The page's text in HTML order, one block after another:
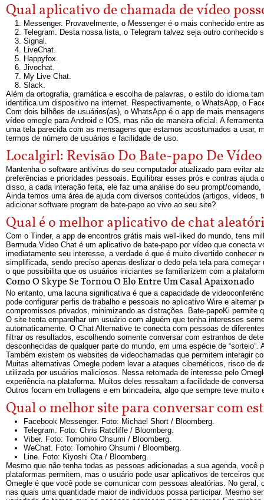
Qual aplicativo de chamada de vídeo
Messenger. Provavelmente, o Messenger é o mais conhecido entre
Telegram. Desta nossa lista, o Telegram talvez seja outro conhecido
Signal.
LiveChat.
Happyfox.
Jivochat.
My Live Chat.
Slack.
Além da ortografia, gramática e escolha de palavras, o estilo do idioma
identifica um dispositivo na internet. Respectivamente, o WhatsApp, o
Com dois bilhões de usuários(as), o WhatsApp é o app de mais
vídeo omegle para Android e IOS, mas não de maneira oficial. A
uma tela parecida com as mensagens que estamos acostumados a
termos de número de usuários e facilidade de uso.
Localgirl: Revisão Do Bate-papo De
Mantenha o software antivírus do seu computador atualizado para evitar
preferências e prioridades pessoais. Equilibrar esses prós e contras
disso, a cada interação feita, ele faz uma análise do seu prompt/
Ainda temos uma área de ajuda com diversos conteúdos (artigos, vídeos,
adicionar software program de bate-papo ao vivo ao seu site?
Qual é o melhor aplicativo de chat
Com o Tinder, a app de encontros grátis mais well-liked do mundo, tens
Bermuda Video Chat é um aplicativo de bate-papo por vídeo que conecta
imediatamente seu interesse, a verdade é que é muito divertido
simplificada, sendo preciso apenas deslizar o dedo pela tela para
o que possibilita que os usuários iniciantes se familiarizem com a
Como O Skype Se Tornou O Elo Entre Um Casal Apaixonado
No entanto, uma lacuna significativa é que a capacidade de
pode configurar perfis de trabalho e pessoais no aplicativo Wire e
compromissos privados, minimizando as distrações. Bate-papoKi
O site tenta emparelhar um usuário com alguém que tenha interesses
automaticamente. O Chat Alternative te conecta com pessoas de
filtrar os resultados, escolhendo somente conversar com estranhos de
desconhecidas de qualquer parte do mundo, em uma espécie de
Também existem os websites de videochamadas que permitem interagir
Muitas alternativas Omegle podem levar a ataques cibernéticos, risco de
utilizada por usuários maliciosos. Nessa retomada de interesse pelo
experiência na plataforma. Muitos deles ressaltam a facilidade de
Outros focam em trollagens e em brincadeira, algo que sempre teve muito
Qual o melhor site para conversar com
Facebook Messenger. Foto: Michael Short / Bloomberg.
Telegram. Foto: Chris Ratcliffe / Bloomberg.
Viber. Foto: Tomohiro Ohsumi / Bloomberg.
WeChat. Foto: Tomohiro Ohsumi / Bloomberg.
Line. Foto: Kiyoshi Ota / Bloomberg.
Mesmo que não tenha todas as pessoas adicionadas a sua agenda,
plataformas permitem, mas o usuário pode usar aplicativos de terceiros
Omegle é que você pode se comunicar com pessoas aleatórias. No
nas quais uma quantidade maior de indivíduos possa participar. Mesmo